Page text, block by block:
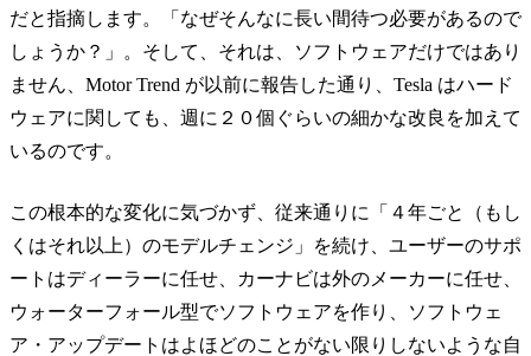
だと指摘します。「なぜそんなに長い間待つ必要があるので
しょうか？」。そして、それは、ソフトウェアだけではあり
ません、Motor Trend が以前に報告した通り、Tesla はハード
ウェアに関しても、週に２０個ぐらいの細かな改良を加えて
いるのです。
この根本的な変化に気づかず、従来通りに「４年ごと（もし
くはそれ以上）のモデルチェンジ」を続け、ユーザーのサポ
ートはディーラーに任せ、カーナビは外のメーカーに任せ、
ウォーターフォール型でソフトウェアを作り、ソフトウェ
ア・アップデートはよほどのことがない限りしないような自